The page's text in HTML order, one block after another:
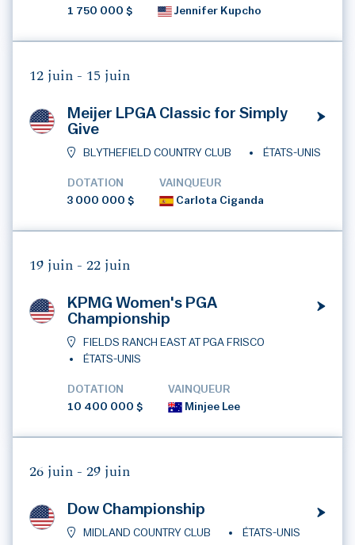
1 750 000 $
Jennifer Kupcho
12 juin - 15 juin
Meijer LPGA Classic for Simply
Give
BLYTHEFIELD COUNTRY CLUB ÉTATS-UNIS
DOTATION
3 000 000 $
VAINQUEUR
Carlota Ciganda
19 juin - 22 juin
KPMG Women's PGA
Championship
FIELDS RANCH EAST AT PGA FRISCO
ÉTATS-UNIS
DOTATION
10 400 000 $
VAINQUEUR
Minjee Lee
26 juin - 29 juin
Dow Championship
MIDLAND COUNTRY CLUB ÉTATS-UNIS